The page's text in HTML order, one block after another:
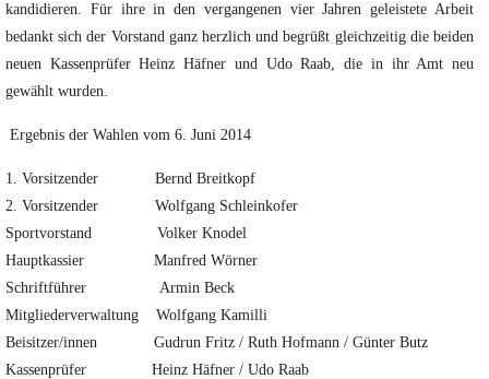
kandidieren. Für ihre in den vergangenen vier Jahren geleistete Arbeit
bedankt sich der Vorstand ganz herzlich und begrüßt gleichzeitig die beiden
neuen Kassenprüfer Heinz Häfner und Udo Raab, die in ihr Amt neu
gewählt wurden.
Ergebnis der Wahlen vom 6. Juni 2014
1. Vorsitzender Bernd Breitkopf
2. Vorsitzender Wolfgang Schleinkofer
Sportvorstand Volker Knodel
Hauptkassier Manfred Wörner
Schriftführer Armin Beck
Mitgliederverwaltung Wolfgang Kamilli
Beisitzer/innen Gudrun Fritz / Ruth Hofmann / Günter Butz
Kassenprüfer Heinz Häfner / Udo Raab